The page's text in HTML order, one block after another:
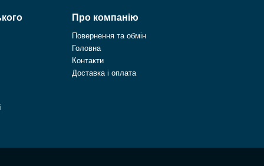
Про компанію
Повернення та обмін
Головна
Контакти
Доставка і оплата